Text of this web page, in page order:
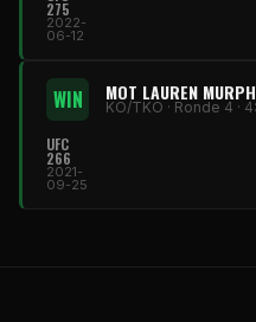
275
2022-
06-12
WIN MOT LAUREN
KO/TKO · Ronde 4 ·
UFC
266
2021-
09-25